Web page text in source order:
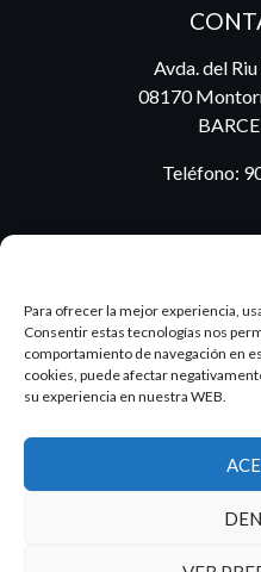
Para ofrecer la mejor experiencia,
Consentir estas tecnologías nos
comportamiento de navegación en
cookies, puede afectar
su experiencia en nuestra WEB.
Avda. del
08170
Teléfono:
2026 Dake. Todos los